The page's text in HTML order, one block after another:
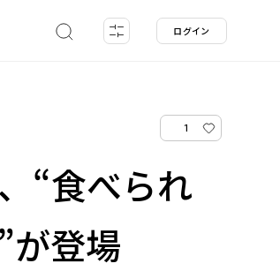
ログイン
1
“食べられ
が登場